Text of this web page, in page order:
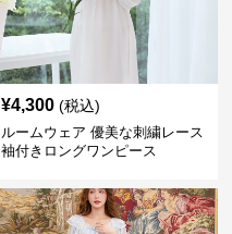
¥4,300 (税込)
ルームウェア 優美な刺繍レース
袖付きロングワンピース